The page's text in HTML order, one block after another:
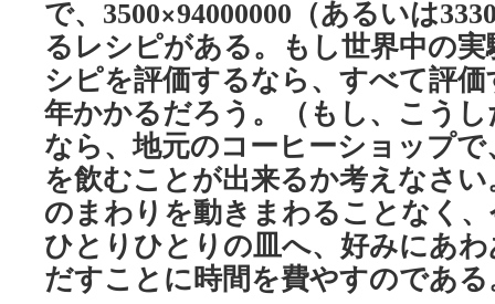
で、 3500×94000000 （あるいは
るレシピがある。もし世界中の
シピを評価するなら、すべて評
年かかるだろう。（もし、こう
なら、地元のコーヒーショップ
を飲むことが出来るか考えなさ
のまわりを動きまわることなく
ひとりひとりの皿へ、好みにあ
だすことに時間を費やすのであ